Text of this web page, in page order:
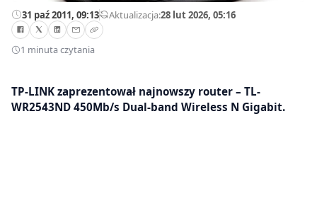
31 paź 2011, 09:13—Aktualizacja:28 lut 2026, 05:16
1 minuta czytania
TP-LINK zaprezentował najnowszy router – TL-
WR2543ND 450Mb/s Dual-band Wireless N Gigabit.